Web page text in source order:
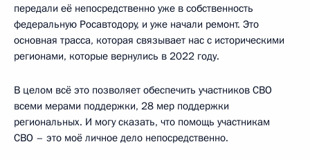
передали её непосредственно уже в собственность
федеральную Росавтодору, и уже начали ремонт. Это
основная трасса, которая связывает нас с историческими
регионами, которые вернулись в 2022 году.
В целом всё это позволяет обеспечить участников СВО
всеми мерами поддержки, 28 мер поддержки
региональных. И могу сказать, что помощь участникам
СВО – это моё личное дело непосредственно.